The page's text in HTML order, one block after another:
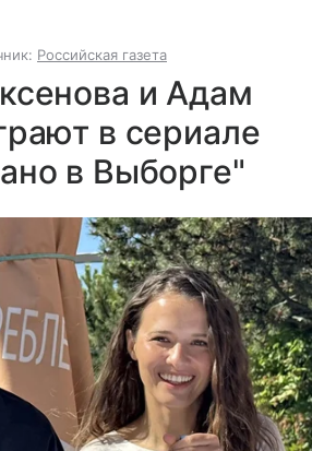
Российская газета
и Адам
в сериале
в Выборге"